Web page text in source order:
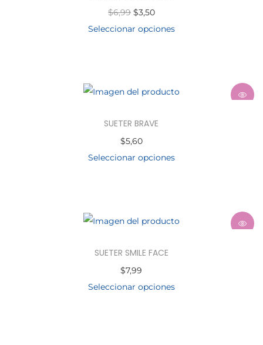
$6,99 $3,50
Seleccionar opciones
SUETER BRAVE
$5,60
Seleccionar opciones
SUETER SMILE FACE
$7,99
Seleccionar opciones